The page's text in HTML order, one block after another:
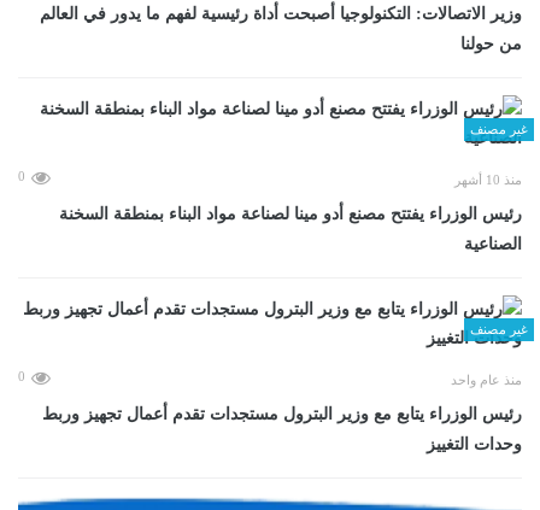
وزير الاتصالات: التكنولوجيا أصبحت أداة رئيسية لفهم ما يدور في العالم
من حولنا
غير مصنف
منذ 10 أشهر 0
رئيس الوزراء يفتتح مصنع أدو مينا لصناعة مواد البناء بمنطقة السخنة
الصناعية
غير مصنف
منذ عام واحد 0
رئيس الوزراء يتابع مع وزير البترول مستجدات تقدم أعمال تجهيز وربط
وحدات التغييز